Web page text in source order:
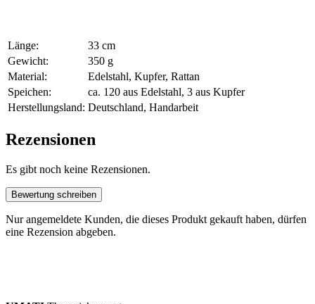
Länge:
33 cm
Gewicht:
350 g
Material:
Edelstahl, Kupfer, Rattan
Speichen:
ca. 120 aus Edelstahl, 3 aus Kupfer
Herstellungsland: Deutschland, Handarbeit
Rezensionen
Es gibt noch keine Rezensionen.
Bewertung schreiben
Nur angemeldete Kunden, die dieses Produkt gekauft haben, dürfen
eine Rezension abgeben.